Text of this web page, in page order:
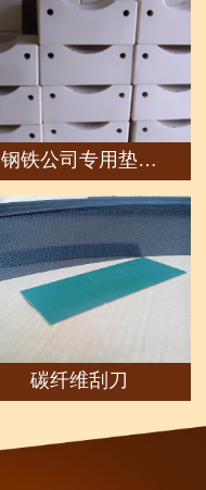
钢铁公司专用垫…
碳纤维刮刀